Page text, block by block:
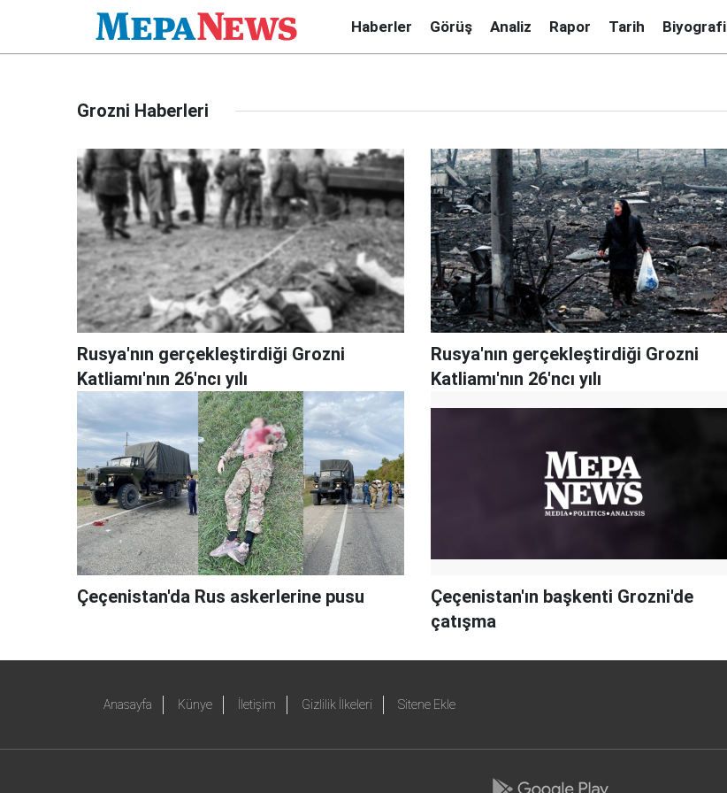
Haberler Görüş Analiz Rapor Tarih Biyografi
Grozni Haberleri
Rusya'nın gerçekleştirdiği Grozni
Katliamı'nın 26'ncı yılı
Rusya'nın gerçekleştirdiği Grozni
Katliamı'nın 26'ncı yılı
Çeçenistan'da Rus askerlerine pusu
Çeçenistan'ın başkenti Grozni'de
çatışma
Anasayfa Künye İletişim Gizlilik İlkeleri Sitene Ekle